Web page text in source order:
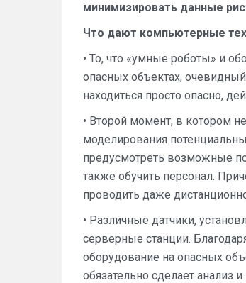
минимизировать данные
Что дают компьютерные
• То, что «умные роботы» и
опасных объектах,
находиться просто опасно,
• Второй момент, в котором
моделирования
предусмотреть возможные
также обучить персонал.
проводить даже
• Различные датчики,
серверные станции.
оборудование на опасных
обязательно сделает анализ